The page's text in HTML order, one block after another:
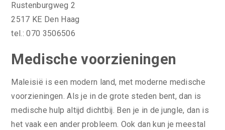
Rustenburgweg 2
2517 KE Den Haag
tel.: 070 3506506
Medische voorzieningen
Maleisië is een modern land, met moderne medische
voorzieningen. Als je in de grote steden bent, dan is
medische hulp altijd dichtbij. Ben je in de jungle, dan is
het vaak een ander probleem. Ook dan kun je meestal